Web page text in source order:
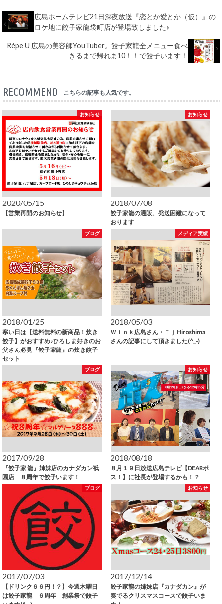
広島ホームテレビ21日深夜放送『恋とか愛とか（仮）』の
ロケ地に餃子家龍袋町店が登場致しました♪
Répe U 広島の美容師YouTuber。餃子家龍全メニュー食べ
きるまで帰れま10！！で餃子います！
RECOMMEND こちらの記事も人気です。
お知らせ
2020/05/15
【営業再開のお知らせ】
お知らせ
2018/07/08
餃子家龍の通販、発送困難になって
おります
ブログ
2018/01/25
寒い日は【送料無料の新商品！炊き
餃子】がおすすめ♪ひろしま好きのお
父さん必見『餃子家龍』の炊き餃子
セット
メディア実績
2018/05/03
Ｗｉｎｋ広島さん・Ｔｊ Hiroshima
さんの記事にして頂きました(^_-)
ブログ
2017/09/28
『餃子家 龍』姉妹店のカナダカン祇
園店 ８周年で餃子います！
お知らせ
2018/08/18
８月１９日放送広島テレビ【DEARボ
ス！】に社長が登場するかも！？
ブログ
2017/07/03
【ドリンク６６円！？】今週木曜日
は餃子家龍 ６周年 創業祭で餃子
お知らせ
2017/12/14
餃子家龍の姉妹店『カナダカン』が
奏でるクリスマスコースで餃子いま